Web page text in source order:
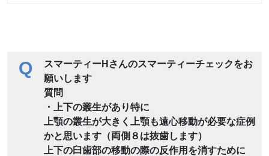
Q
スマーティーHさんのスマーティーチェックをお
願いします
質問
・上下の叢生があり特に
上顎の叢生が大きく上顎も遠心移動が必要な症例
かと思います（両側８は抜歯します）
上下の臼歯部の移動の際の反作用を消すために